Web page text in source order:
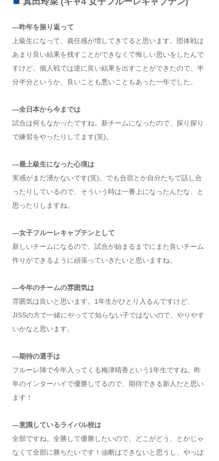
—昨年を振り返って
上級生になって、責任感が増してきてると思います。団体戦は
あまり良い結果を残すことができなくて悔しい思いをしたんで
すけど、個人戦では逆に良い結果を出すことができたので、半
分半分というか、良いことも悪いこともあった一年でした。
—全日本から今までは
試合は何もなかったですね。新チームになったので、探り探り
で練習をやったりしてます(笑)。
—最上級生になった心境は
実感がまだ湧かないです(笑)。でも合宿とか自分たちで話し合
ったりしているので、そういう時は一番上になったんだな、と
思ったりしますね。
—女子フルーレキャプテンとして
新しいチームになるので、試合が始まるまでにまた良いチーム
作りができるように頑張っていきたいと思いますね。
—今年のチームの雰囲気は
雰囲気は良いと思います。1年生がひとり入るんですけど、
JISSの方で一緒にやってて知らない子ではないので、やりやす
いかなと思います。
—期待の選手は
フルーレ陣で今年入ってくる梅津晴香という1年生ですね。昨
年のインターハイで優勝してるので、期待できる新人だと思い
ます！
—意識しているライバル校は
全部ですね。全勝して優勝したいので、どこがどう、とかじゃ
なくて全部に勝ちたいです！油断はできないと思うし、やっぱ